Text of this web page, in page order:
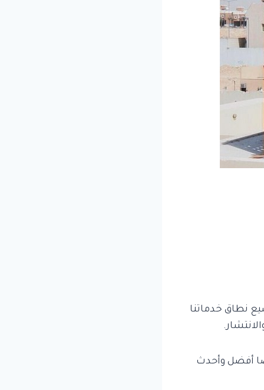
نطاق خدماتنا
أفضل وأحدث